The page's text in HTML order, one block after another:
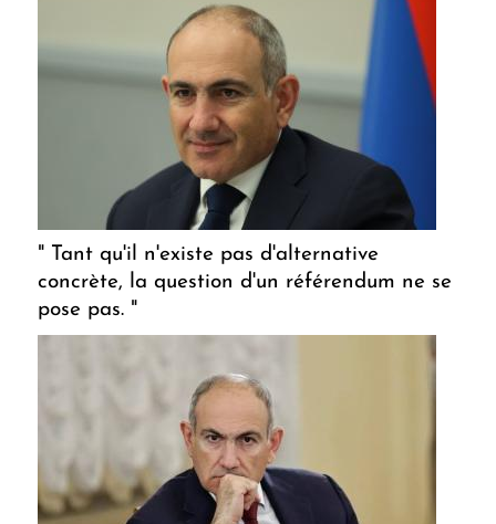
" Tant qu'il n'existe pas d'alternative
concrète, la question d'un référendum ne se
pose pas. "